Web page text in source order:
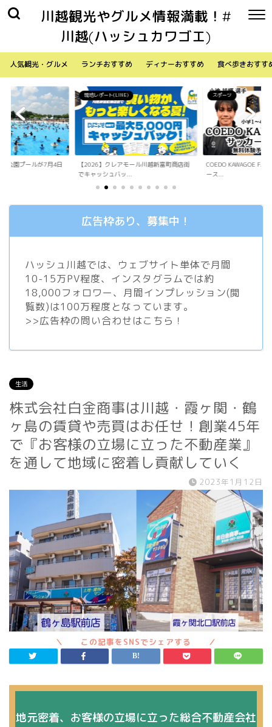
川越観光やグルメ情報満載！#
川越(ハッシュカワゴエ)
人気観光・グルメ ランチおすすめ ディナーおすすめ 食べ歩きおすす
ル川越新富町商店街
スポーツ
COEDO KAWAGOE F.Cが小学生向けサッカ
ース...
生活
「Sky Walker 7058」
内ア...
広告枠あり、募集中！
ハッシュ川越では、ウェブサイト単体で月間
10-15万PV程度、 インスタグラムでは約
18,000フォロワー、月間インプレッション(閲
覧数)は100万程度となっています。
>>広告枠の問い合わせはこちら！
生活
株式会社白金商事は川越・霞ヶ関・鶴
ヶ島の賃貸や売買はお任せ！創業45年
で『お客様の立場に立った不動産業』
を通して地域に密着し貢献していく
2023年1月12日
地元密着、お客様の立場に立った総合不動産会社